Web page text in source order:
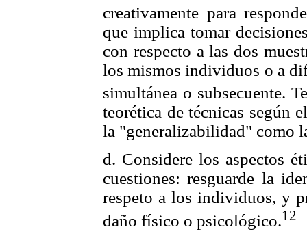
creativamente para
que implica tomar
con respecto a las dos
los mismos individuos o a
simultánea o subsecuente.
teorética de técnicas según
la "generalizabilidad" como
d. Considere los aspectos
cuestiones: resguarde la
respeto a los individuos, y
daño físico o psicológico.12